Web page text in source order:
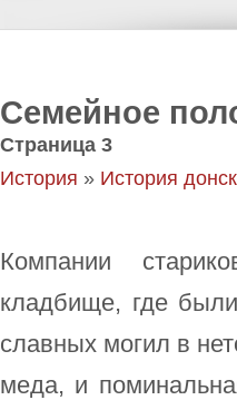
Семейное
Страница 3
История » История
Компании
кладбище, где
славных могил в
меда, и